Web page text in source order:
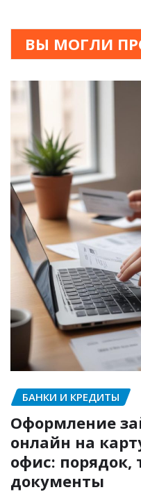
ВЫ МОГЛИ
БАНКИ И КРЕДИТЫ
Оформление
онлайн на
офис: порядок,
документы